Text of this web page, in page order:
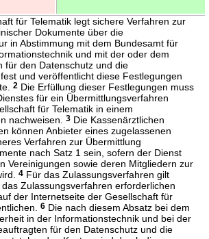
für Telematik legt sichere Verfahren zur
Dokumente über die
in Abstimmung mit dem Bundesamt für
und mit der oder dem
für den Datenschutz und die
und veröffentlicht diese Festlegungen
2Die Erfüllung dieser Festlegungen muss
für ein Übermittlungsverfahren
für Telematik in einem
nachweisen.
3Die Kassenärztlichen
können Anbieter eines zugelassenen
Verfahren zur Übermittlung
nach Satz 1 sein, sofern der Dienst
Vereinigungen sowie deren Mitgliedern zur
4Für das Zulassungsverfahren gilt
Zulassungsverfahren erforderlichen
der Internetseite der Gesellschaft für
6Die nach diesem Absatz bei dem
in der Informationstechnik und bei der
für den Datenschutz und die